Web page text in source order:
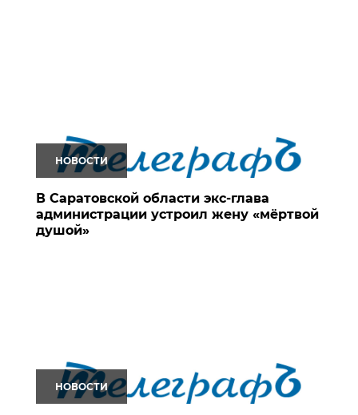
НОВОСТИ
В Саратовской области экс-глава
администрации устроил жену «мёртвой
душой»
НОВОСТИ